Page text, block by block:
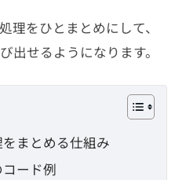
理をひとまとめにして、
出せるようになります。
まとめる仕組み
ード例